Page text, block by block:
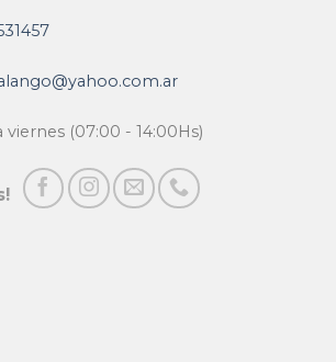
viernes (07:00 - 14:00Hs)